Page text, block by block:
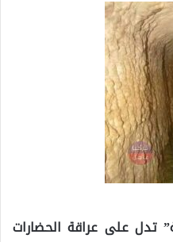
تدل على عراقة الحضارات